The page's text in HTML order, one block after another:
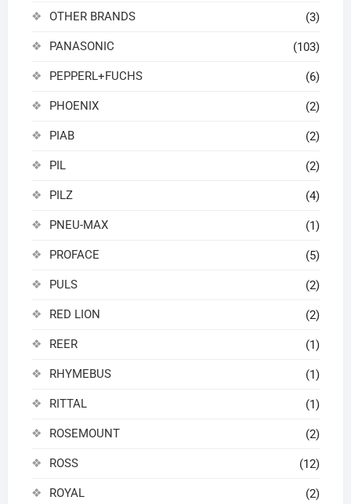
OTHER BRANDS (3)
PANASONIC (103)
PEPPERL+FUCHS (6)
PHOENIX (2)
PIAB (2)
PIL (2)
PILZ (4)
PNEU-MAX (1)
PROFACE (5)
PULS (2)
RED LION (2)
REER (1)
RHYMEBUS (1)
RITTAL (1)
ROSEMOUNT (2)
ROSS (12)
ROYAL (2)